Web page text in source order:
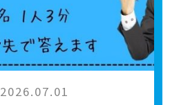
2026.07.01